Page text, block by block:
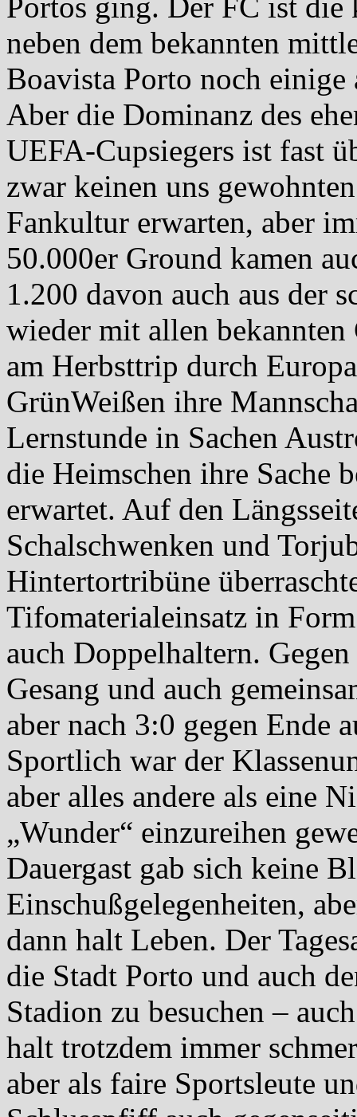
Portos ging. Der FC ist die
neben dem bekannten
Boavista Porto noch
Aber die Dominanz des
UEFA-Cupsiegers ist fast
zwar keinen uns
Fankultur erwarten, aber
50.000er Ground kamen
1.200 davon auch aus der
wieder mit allen
am Herbsttrip durch
GrünWeißen ihre
Lernstunde in Sachen
die Heimschen ihre Sache
erwartet. Auf den
Schalschwenken und
Hintertortribüne
Tifomaterialeinsatz in
auch Doppelhaltern.
Gesang und auch
aber nach 3:0 gegen Ende
Sportlich war der
aber alles andere als eine
„Wunder“ einzureihen
Dauergast gab sich keine
Einschußgelegenheiten,
dann halt Leben. Der
die Stadt Porto und auch
Stadion zu besuchen –
halt trotzdem immer
aber als faire Sportsleute